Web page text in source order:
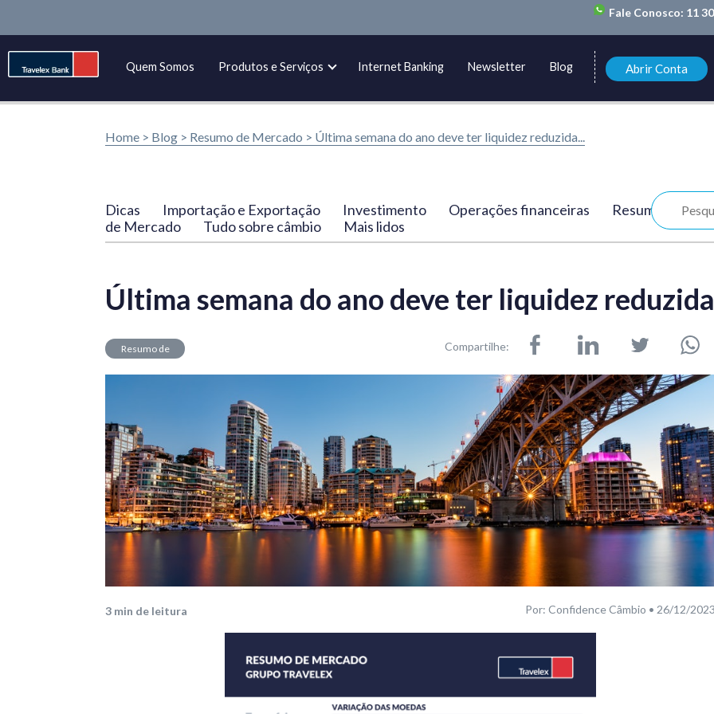
Fale Conosco: 11
Quem Somos Produtos e Serviços Internet Banking Newsletter Blog Abrir Conta
Home > Blog > Resumo de Mercado > Última semana do ano deve ter liquidez reduzida...
Dicas Importação e Exportação Investimento Operações financeiras
Resumo
de Mercado
Tudo sobre câmbio Mais lidos
Última semana do ano deve ter liquidez reduzida
Resumo de
Compartilhe:
3 min de leitura Por: Confidence Câmbio • 26/12/